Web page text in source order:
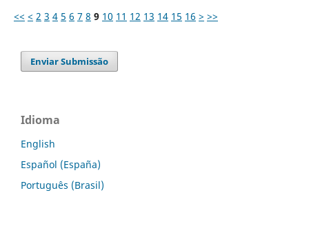
<< < 2 3 4 5 6 7 8 9 10 11 12 13 14 15 16 > >>
Enviar Submissão
Idioma
English
Español (España)
Português (Brasil)